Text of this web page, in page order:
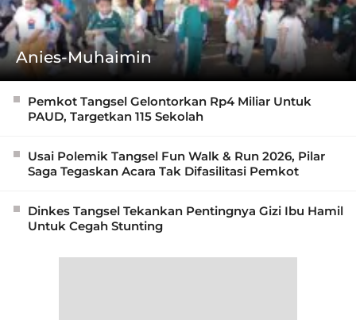
Anies-Muhaimin
Pemkot Tangsel Gelontorkan Rp4 Miliar Untuk
PAUD, Targetkan 115 Sekolah
Usai Polemik Tangsel Fun Walk & Run 2026, Pilar
Saga Tegaskan Acara Tak Difasilitasi Pemkot
Dinkes Tangsel Tekankan Pentingnya Gizi Ibu Hamil
Untuk Cegah Stunting